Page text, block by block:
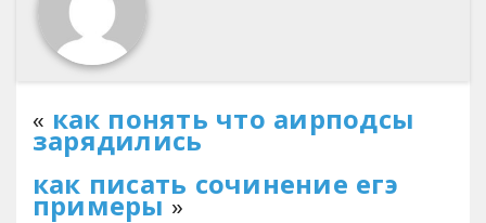
« как понять что аирподсы
зарядились
как писать сочинение егэ
примеры »